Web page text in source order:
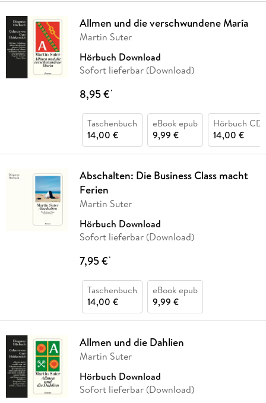
Allmen und die verschwundene María
Martin Suter
Hörbuch Download
Sofort lieferbar (Download)
8,95 €*
Taschenbuch
14,00 €
eBook epub
9,99 €
Hörbuch CD
14,00 €
Abschalten: Die Business Class macht
Ferien
Martin Suter
Hörbuch Download
Sofort lieferbar (Download)
7,95 €*
Taschenbuch
14,00 €
eBook epub
9,99 €
Allmen und die Dahlien
Martin Suter
Hörbuch Download
Sofort lieferbar (Download)